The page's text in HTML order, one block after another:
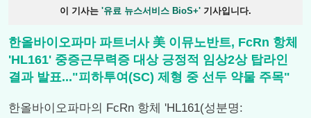
이 기사는 '유료 뉴스서비스 BioS+' 기사입니다.
한올바이오파마 파트너사 美 이뮤노반트, FcRn 항체
'HL161' 중증근무력증 대상 긍정적 임상2상 탑라인
결과 발표..."피하투여(SC) 제형 중 선두 약물 주목"
한올바이오파마의 FcRn 항체 'HL161(성분명: